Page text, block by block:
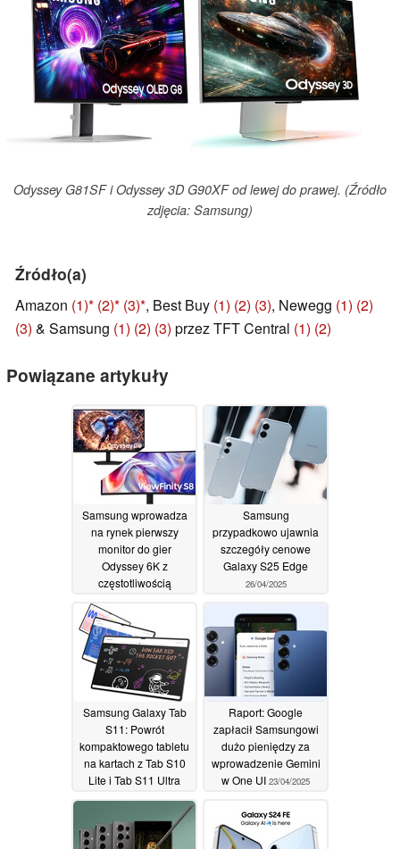
Odyssey G81SF i Odyssey 3D G90XF od lewej do prawej. (Źródło
zdjęcia: Samsung)
Źródło(a)
Amazon (1) (2) (3) , Best Buy (1) (2) (3), Newegg (1) (2)
(3) & Samsung (1) (2) (3) przez TFT Central (1) (2)
Powiązane artykuły
Samsung wprowadza
na rynek pierwszy
monitor do gier
Odyssey 6K z
częstotliwością
aktualizuje linie
Odyssey OLED,
ViewFinity i
Movingstyle20/05/2026
Samsung
przypadkowo ujawnia
szczegóły cenowe
Galaxy S25 Edge
26/04/2025
Samsung Galaxy Tab
S11: Powrót
kompaktowego tabletu
na kartach z Tab S10
Lite i Tab S11 Ultra
Raport: Google
zapłacił Samsungowi
dużo pieniędzy za
wprowadzenie Gemini
w One UI 23/04/2025